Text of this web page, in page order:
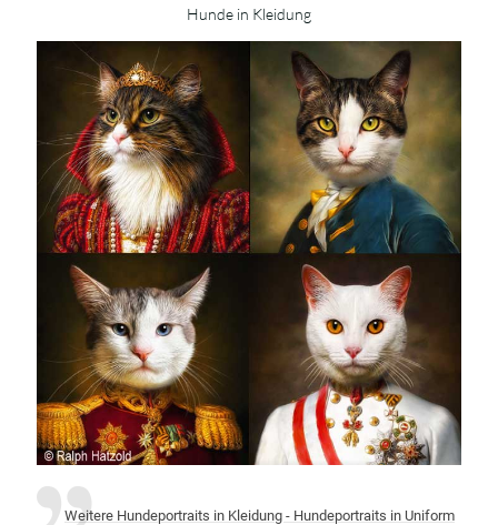
Hunde in Kleidung
Weitere Hundeportraits in Kleidung - Hundeportraits in Uniform